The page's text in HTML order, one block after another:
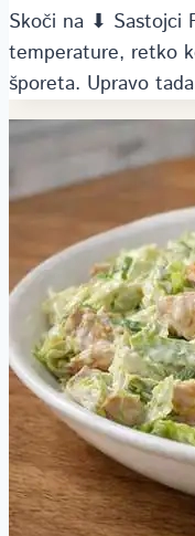
Skoči na ⬇ Sastojci
temperature, retko
šporeta. Upravo